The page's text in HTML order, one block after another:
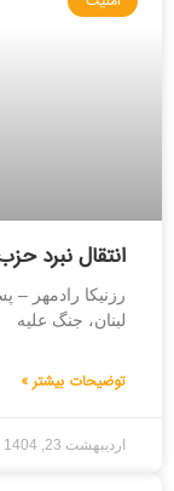
انتقال نبرد
رزنیکا رادمهر
لبنان، جنگ علیه
توضیحات بیشتر »
اردیبهشت 23, 1404